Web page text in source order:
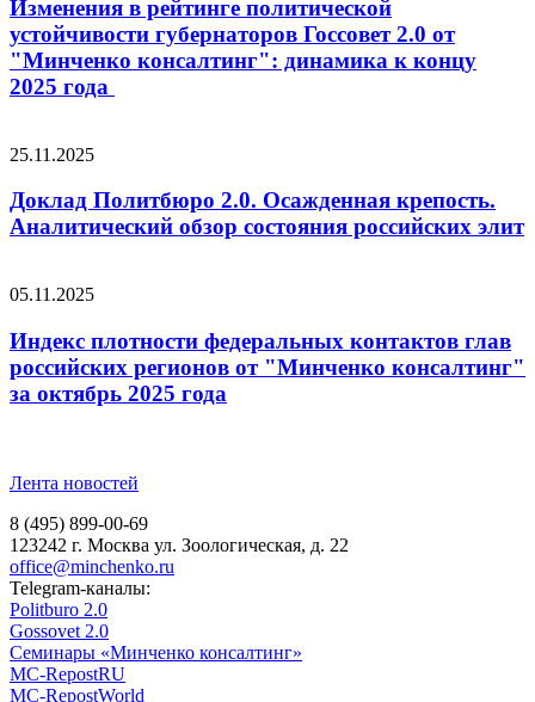
Изменения в рейтинге политической
устойчивости губернаторов Госсовет 2.0 от
"Минченко консалтинг": динамика к концу
2025 года
25.11.2025
Доклад Политбюро 2.0. Осажденная крепость.
Аналитический обзор состояния российских элит
05.11.2025
Индекс плотности федеральных контактов глав
российских регионов от "Минченко консалтинг"
за октябрь 2025 года
Лента новостей
8 (495) 899-00-69
123242 г. Москва ул. Зоологическая, д. 22
office@minchenko.ru
Telegram-каналы:
Politburo 2.0
Gossovet 2.0
Семинары «Минченко консалтинг»
MC-RepostRU
MC-RepostWorld